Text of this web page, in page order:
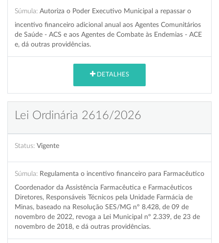
Súmula: Autoriza o Poder Executivo Municipal a repassar o
incentivo financeiro adicional anual aos Agentes Comunitários
de Saúde - ACS e aos Agentes de Combate às Endemias - ACE
e, dá outras providências.
DETALHES
Lei Ordinária 2616/2026
Status: Vigente
Súmula: Regulamenta o incentivo financeiro para Farmacêutico
Coordenador da Assistência Farmacêutica e Farmacêuticos
Diretores, Responsáveis Técnicos pela Unidade Farmácia de
Minas, baseado na Resolução SES/MG nº 8.428, de 09 de
novembro de 2022, revoga a Lei Municipal nº 2.339, de 23 de
novembro de 2018, e dá outras providências.